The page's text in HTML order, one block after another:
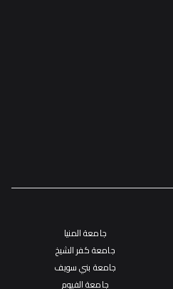
جامعة المنيا
جامعة كفر الشيخ
جامعة بني سويف
جامعة الفيوم